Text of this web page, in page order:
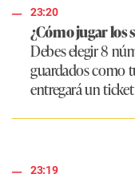
23:20
¿Cómo jugar los
Debes elegir 8
guardados como
entregará un
23:19